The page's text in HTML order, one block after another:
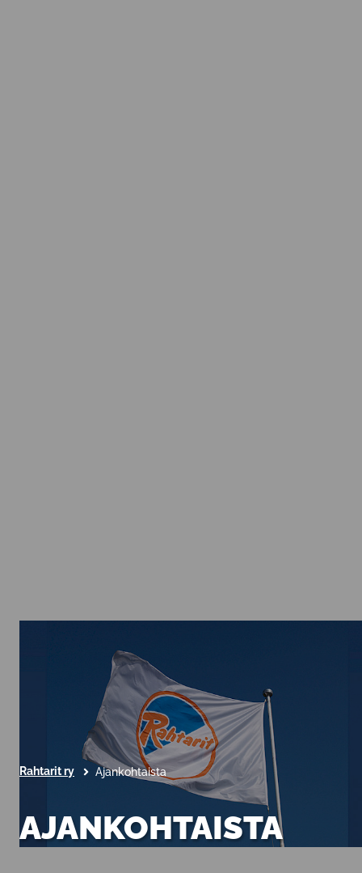
Rahtarit ry Ajankohtaista
AJANKOHTAISTA